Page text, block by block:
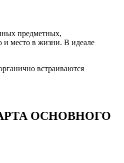
предметных,
и место в жизни. В идеале
встраиваются
ОСНОВНОГО